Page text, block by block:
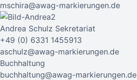
mschira@awag-markierungen.de
Andrea Schulz Sekretariat
+49 (0) 6331 1455913
aschulz@awag-markierungen.de
Buchhaltung
buchhaltung@awag-markierungen.de